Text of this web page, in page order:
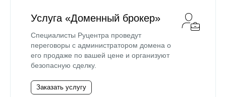
Услуга «Доменный брокер»
Специалисты Руцентра проведут
переговоры с администратором домена о
его продаже по вашей цене и организуют
безопасную сделку.
Заказать услугу